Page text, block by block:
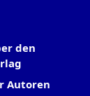
den
Autoren